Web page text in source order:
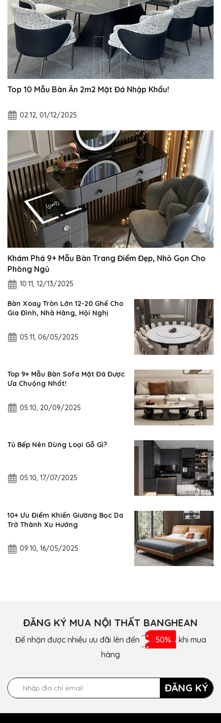
Top 10 Mẫu Bàn Ăn 2m2 Mặt Đá Nhập Khẩu!
02:12, 01/12/2025
Khám Phá 9+ Mẫu Bàn Trang Điểm Đẹp, Nhỏ Gọn Cho
Phòng Ngủ
10:11, 12/13/2025
Bàn Xoay Tròn Lớn 12-20 Ghế Cho
Gia Đình, Nhà Hàng, Hội Nghị
05:11, 06/05/2025
Top 9+ Mẫu Bàn Sofa Mặt Đá Được
Ưa Chuộng Nhất!
05:10, 20/09/2025
Tủ Bếp Nên Dùng Loại Gỗ Gì?
05:10, 17/07/2025
10+ Ưu Điểm Khiến Giường Bọc Da
Trở Thành Xu Hướng
09:10, 16/05/2025
ĐĂNG KÝ MUA NỘI THẤT BANGHEAN
Để nhận được nhiều ưu đãi lên đến 50% khi mua
hàng
ĐĂNG KÝ